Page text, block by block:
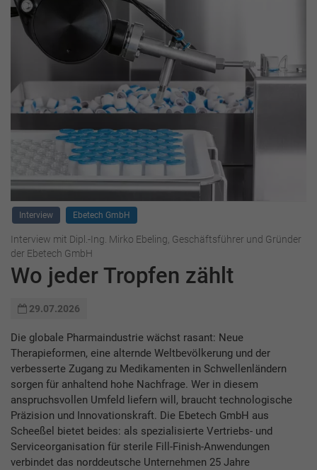
Interview Ebetech GmbH
Interview mit Dipl.-Ing. Mirko Ebeling, Geschäftsführer und Gründer
der Ebetech GmbH
Wo jeder Tropfen zählt
29.07.2026
Die globale Pharmaindustrie wächst rasant: Neue
Therapieformen, eine alternde Weltbevölkerung und der
verbesserte Zugang zu Medikamenten in Schwellenländern
sorgen für anhaltend hohe Nachfrage. Wer in diesem
anspruchsvollen Umfeld liefern will, braucht technologische
Präzision und Innovationskraft. Die Ebetech GmbH aus
Scheeßel bietet beides: als spezialisierte Vertriebs- und
Serviceorganisation für sterile Fill-Finish-Anwendungen
verbindet das norddeutsche Unternehmen 25 Jahre